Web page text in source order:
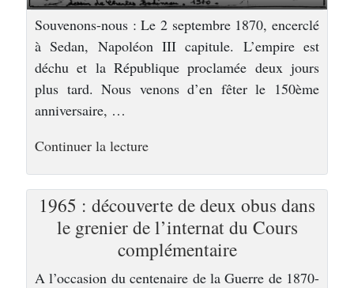
Souvenons-nous : Le 2 septembre 1870, encerclé
à Sedan, Napoléon III capitule. L’empire est
déchu et la République proclamée deux jours
plus tard. Nous venons d’en fêter le 150ème
anniversaire, …
Continuer la lecturede
ville
d’histoire »
1965 : découverte de deux obus dans
le grenier de l’internat du Cours
complémentaire
A l’occasion du centenaire de la Guerre de 1870-